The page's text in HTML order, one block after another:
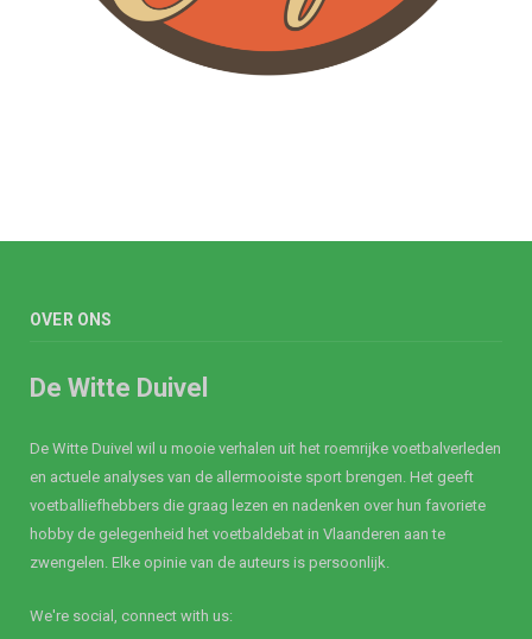
OVER ONS
De Witte Duivel
De Witte Duivel wil u mooie verhalen uit het roemrijke voetbalverleden
en actuele analyses van de allermooiste sport brengen. Het geeft
voetballiefhebbers die graag lezen en nadenken over hun favoriete
hobby de gelegenheid het voetbaldebat in Vlaanderen aan te
zwengelen. Elke opinie van de auteurs is persoonlijk.
We're social, connect with us: